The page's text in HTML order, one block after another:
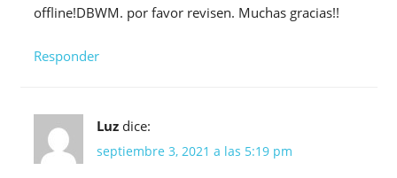
offline!DBWM. por favor revisen. Muchas gracias!!
Responder
Luz dice:
septiembre 3, 2021 a las 5:19 pm